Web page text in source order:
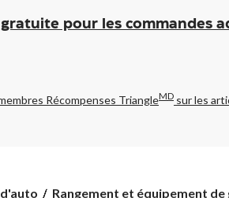
pour les commandes
Récompenses TriangleMD sur les
Rangement et équipement de